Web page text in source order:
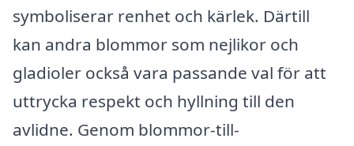
symboliserar renhet och kärlek. Därtill
kan andra blommor som nejlikor och
gladioler också vara passande val för att
uttrycka respekt och hyllning till den
avlidne. Genom blommor-till-